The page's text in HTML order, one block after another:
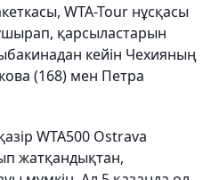
WTA-Tour нұсқасы
қарсыластарын
кейін Чехияның
(168) мен Петра
WTA500 Ostrava
жатқандықтан,